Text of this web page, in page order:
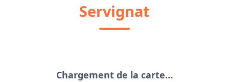
Servignat
Chargement de la carte…